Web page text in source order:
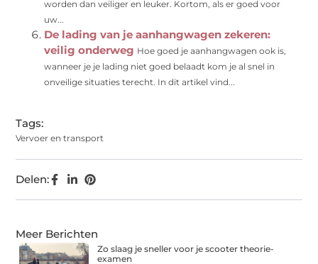
worden dan veiliger en leuker. Kortom, als er goed voor
uw...
De lading van je aanhangwagen zekeren:
veilig onderweg Hoe goed je aanhangwagen ook is,
wanneer je je lading niet goed belaadt kom je al snel in
onveilige situaties terecht. In dit artikel vind...
Tags:
Vervoer en transport
Delen:
Meer Berichten
Zo slaag je sneller voor je scooter theorie-
examen